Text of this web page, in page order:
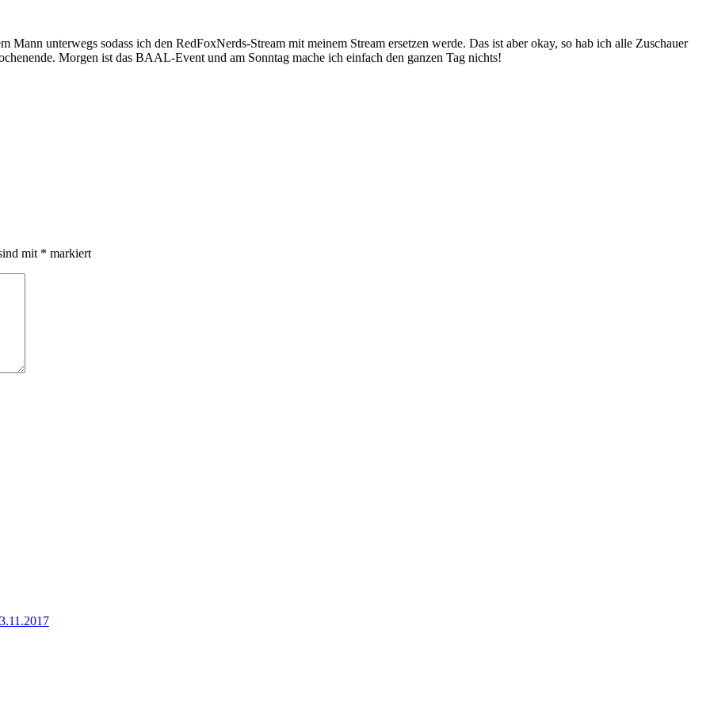
Mann unterwegs sodass ich den RedFoxNerds-Stream mit meinem Stream ersetzen werde. Das ist aber okay, so hab ich alle Zuschauer
Morgen ist das BAAL-Event und am Sonntag mache ich einfach den ganzen Tag nichts!
mit * markiert